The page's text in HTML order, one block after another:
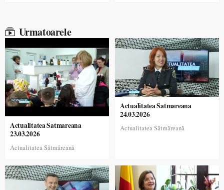
Urmatoarele
Actualitatea Satmareana
23.03.2026
Actualitatea Sătmăreană
Actualitatea Satmareana
24.03.2026
Actualitatea Sătmăreană